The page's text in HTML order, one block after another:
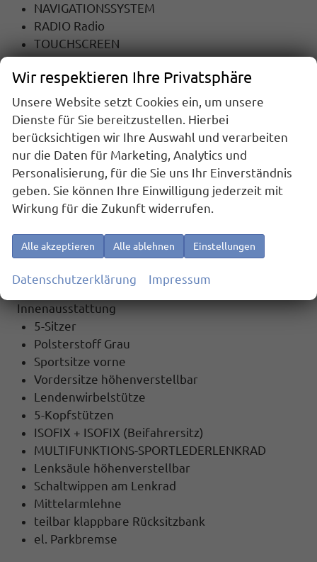
NAVIGATIONSSYSTEM
RADIO Radio
TOUCHSCREEN
Radiobedienung am Lenkrad
USB-Anschluss
Apple Car Play
Android Auto
Freisprecheinrichtung
Bluetooth
Sicherheit
6x Airbag
ASR (Antriebsschlupfregelung)
el. Wegfahrsperre
Reifendruckkontrolle
Innenausstattung
5-Sitzer
Polsterstoff Grau
Sportsitze vorne
Vordersitze höhenverstellbar
Lendenwirbelstütze
5-Kopfstützen
ISOFIX + ISOFIX (Beifahrersitz)
MULTIFUNKTIONS-SPORTLEDERLENKRAD
Lenksäule höhenverstellbar
Schaltwippen am Lenkrad
Mittelarmlehne
teilbar klappbare Rücksitzbank
el. Parkbremse
Wir respektieren Ihre Privatsphäre
Unsere Website setzt Cookies ein, um unsere
Dienste für Sie bereitzustellen. Hierbei
berücksichtigen wir Ihre Auswahl und verarbeiten
nur die Daten für Marketing, Analytics und
Personalisierung, für die Sie uns Ihr Einverständnis
geben. Sie können Ihre Einwilligung jederzeit mit
Wirkung für die Zukunft widerrufen.
Alle akzeptieren Alle ablehnen Einstellungen
Datenschutzerklärung Impressum